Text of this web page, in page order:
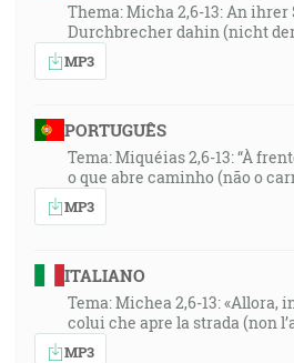
Thema: Micha 2,6-13: An
Durchbrecher dahin (nicht
MP3
PORTUGUÊS
Tema: Miquéias 2,6-13: “À
o que abre caminho (não o
MP3
ITALIANO
Tema: Michea 2,6-13: «Allora,
colui che apre la strada (non
MP3